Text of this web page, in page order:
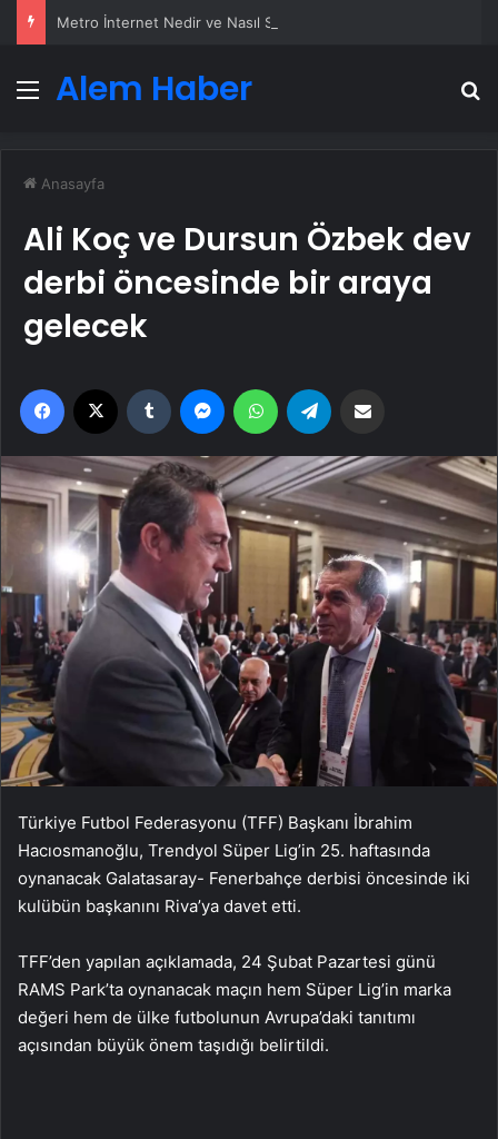
Metro İnternet Nedir ve Nasıl Seçilir
MenüAlem Haber
Anasayfa
Ali Koç ve Dursun Özbek dev
derbi öncesinde bir araya
gelecek
Facebook Tumblr MessengerWhatsApp
Türkiye Futbol Federasyonu (TFF) Başkanı İbrahim
Hacıosmanoğlu, Trendyol Süper Lig’in 25. haftasında
oynanacak Galatasaray- Fenerbahçe derbisi öncesinde iki
kulübün başkanını Riva’ya davet etti.
TFF’den yapılan açıklamada, 24 Şubat Pazartesi günü
RAMS Park’ta oynanacak maçın hem Süper Lig’in marka
değeri hem de ülke futbolunun Avrupa’daki tanıtımı
açısından büyük önem taşıdığı belirtildi.